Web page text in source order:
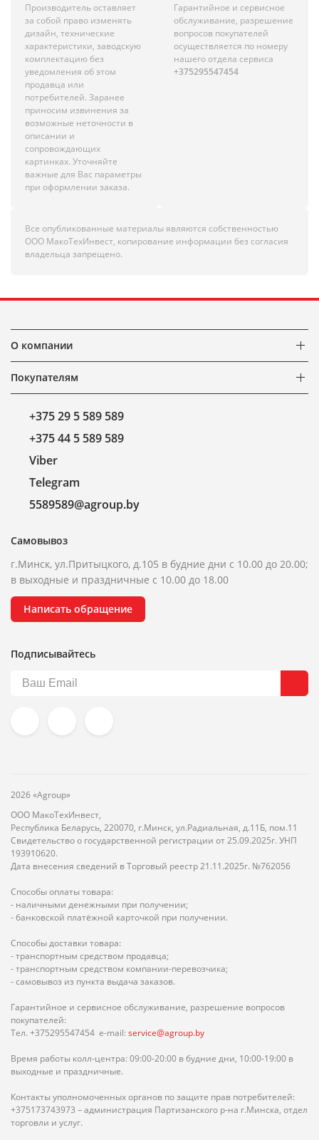
Производитель оставляет
за собой право изменять
дизайн, технические
характеристики, заводскую
комплектацию без
уведомления об этом
продавца или
потребителей. Заранее
приносим извинения за
возможные неточности в
описании и
сопровождающих
картинках. Уточняйте
важные для Вас параметры
при оформлении заказа.
Гарантийное и сервисное
обслуживание, разрешение
вопросов покупателей
осуществляется по номеру
нашего отдела сервиса
+375295547454
Все опубликованные материалы являются собственностью
ООО МакоТехИнвест, копирование информации без согласия
владельца запрещено.
О компании
Покупателям
+375 29 5 589 589
+375 44 5 589 589
Viber
Telegram
5589589@agroup.by
Самовывоз
г.Минск, ул.Притыцкого, д.105 в будние дни с 10.00 до 20.00;
в выходные и праздничные с 10.00 до 18.00
Написать обращение
Подписывайтесь
2026 «Agroup»
ООО МакоТехИнвест,
Республика Беларусь, 220070, г.Минск, ул.Радиальная, д.11Б, пом.11
Свидетельство о государственной регистрации от 25.09.2025г. УНП
193910620.
Дата внесения сведений в Торговый реестр 21.11.2025г. №762056
Способы оплаты товара:
- наличными денежными при получении;
- банковской платёжной карточкой при получении.
Способы доставки товара:
- транспортным средством продавца;
- транспортным средством компании-перевозчика;
- самовывоз из пункта выдача заказов.
Гарантийное и сервисное обслуживание, разрешение вопросов
покупателей:
Тел. +375295547454 e-mail: service@agroup.by
Время работы колл-центра: 09:00-20:00 в будние дни, 10:00-19:00 в
выходные и праздничные.
Контакты уполномоченных органов по защите прав потребителей:
+375173743973 – администрация Партизанского р-на г.Минска, отдел
торговли и услуг.